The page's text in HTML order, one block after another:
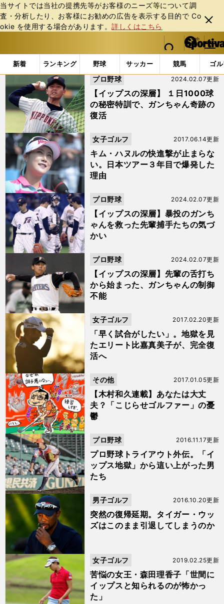
当サイトでは当社の提携先等がお客様のニーズ等について調
査・分析したり、お客様にお勧めの広告を表⽰する⽬的で Co
okie を使⽤する場合があります。詳しくはこちら
閉じ
る
web Sportiva (webスポルティーバ)
検索
マイペ
ー
ジ
メニュ
新着 ランキング 野球 サッカー 競馬 ゴ
b
ス
ル
テ
ィ
バ
「イップス」の検索結果 (6ページ目)
【イップスの深層】 １日1000球
の秘密特訓で、ガンちゃん奇跡の
復活
2024.02.07更新
プロ野球
キム・ハヌルの快進撃が止まらな
い。日本ツアー３年目で爆発した
理由
2017.06.14更新
女子ゴルフ
【イップスの深層】暴投のガンち
ゃんを救った先輩捕手たちの気づ
かい
2024.02.07更新
プロ野球
【イップスの深層】先輩の舌打ち
から始まった、ガンちゃんの制御
不能
2024.02.07更新
プロ野球
「早く試合がしたい」。地獄を見
たエリート比嘉真美子が、完全復
活へ
2017.02.20更新
女子ゴルフ
【木村和久連載】あなたは大丈
夫？「こじらせゴルファー」の憂
鬱
2017.01.05更新
その他
プロ野球トライアウト外伝。「イ
ップス地獄」から這い上がった男
たち
2016.11.17更新
プロ野球
突然の復帰延期。タイガー・ウッ
ズはこのまま引退してしまうのか
2016.10.20更新
男子ゴルフ
苦悩の女王・森田理香子「世間に
イップスと知られるのが怖かっ
た」
2019.02.25更新
女子ゴルフ